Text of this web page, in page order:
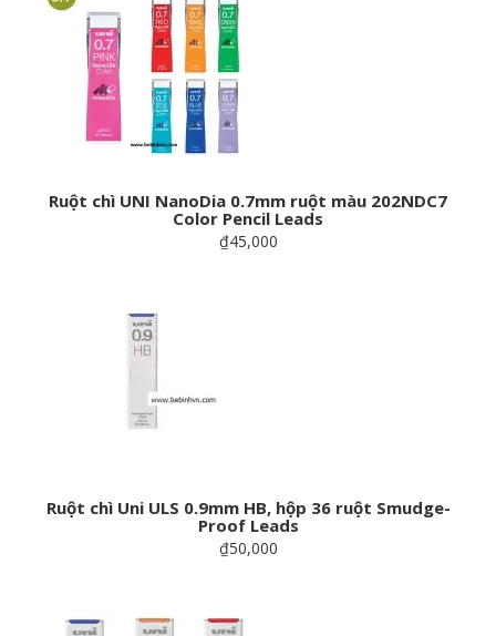
Ruột chì UNI NanoDia 0.7mm ruột màu 202NDC7
Color Pencil Leads
₫45,000
Ruột chì Uni ULS 0.9mm HB, hộp 36 ruột Smudge-
Proof Leads
₫50,000